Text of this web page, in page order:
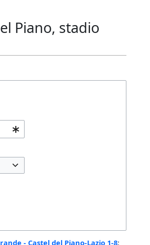
Piano, stadio
- Castel del Piano-Lazio 1-8: